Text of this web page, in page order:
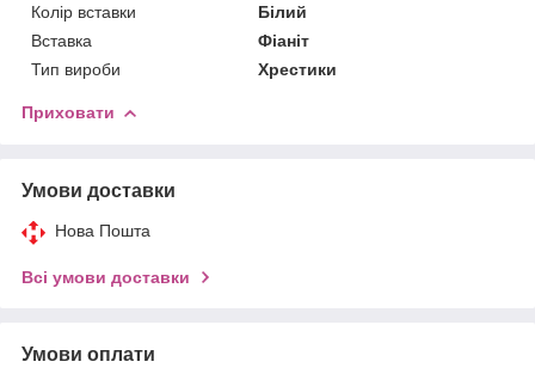
Колір вставки
Білий
Вставка
Фіаніт
Тип вироби
Хрестики
Приховати
Умови доставки
Нова Пошта
Всі умови доставки
Умови оплати